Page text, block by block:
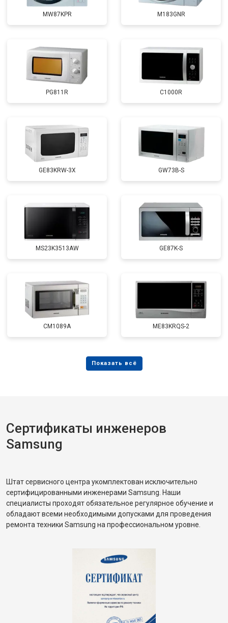
MW87KPR M183GNR
PG811R C1000R
GE83KRW-3X GW73B-S
MS23K3513AW GE87K-S
CM1089A ME83KRQS-2
Сертификаты инженеров
Samsung
Штат сервисного центра укомплектован исключительно
сертифицированными инженерами Samsung. Наши
специалисты проходят обязательное регулярное обучение и
обладают всеми необходимыми допусками для проведения
ремонта техники Samsung на профессиональном уровне.